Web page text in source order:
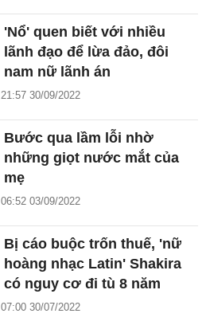
'Nổ' quen biết với nhiều
lãnh đạo để lừa đảo, đôi
nam nữ lãnh án
21:57 30/09/2022
Bước qua lầm lỗi nhờ
những giọt nước mắt của
mẹ
06:52 03/09/2022
Bị cáo buộc trốn thuế, 'nữ
hoàng nhạc Latin' Shakira
có nguy cơ đi tù 8 năm
07:00 30/07/2022